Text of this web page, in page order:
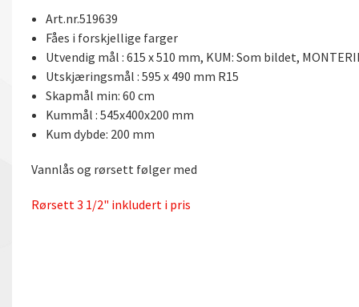
Art.nr.519639
Fåes i forskjellige farger
Utvendig mål : 615 x 510 mm, KUM: Som bildet,
Utskjæringsmål : 595 x 490 mm R15
Skapmål min: 60 cm
Kummål : 545x400x200 mm
Kum dybde: 200 mm
Vannlås og rørsett følger med
Rørsett 3 1/2" inkludert i pris